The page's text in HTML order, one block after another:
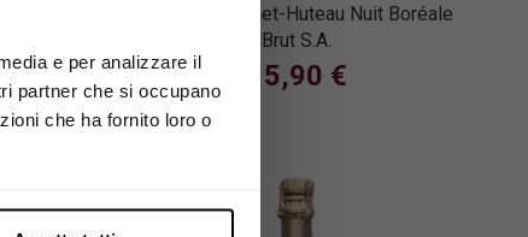
e per analizzare il
partner che si occupano
che ha fornito loro o
Domaine Bonnet-Huteau Nuit Boréale
Brut S.A.
15,90 €